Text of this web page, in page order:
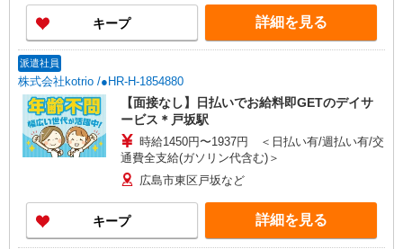
がい向上手当、日祝手当（月平均2回分）、夜勤手
当（月平均5回分）等、毎月平均的に支払われる手
当を含みます。 ※介護福祉士のみ、特別職務手当
分〜） ◎賞与 基本給2.08ヶ月分/年支給
キープ 詳細を見る
派遣社員
株式会社kotrio /●HR-H-1854880
【面接なし】日払いでお給料即GETのデイサ
ービス＊戸坂駅
時給1450円〜1937円 ＜日払い有/週払い有/交
通費全支給(ガソリン代含む)＞
広島市東区戸坂など
キープ 詳細を見る